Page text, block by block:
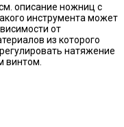
описание ножниц с
инструмента может
от
из которого
натяжение
винтом.